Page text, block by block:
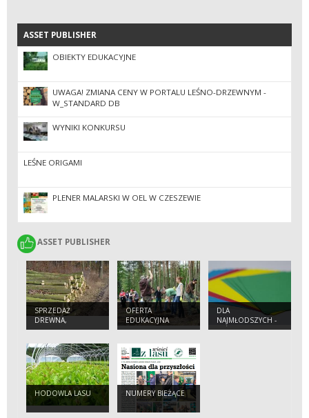
ASSET PUBLISHER
ASSET PUBLISHER
OBIEKTY EDUKACYJNE
UWAGA! ZMIANA CENY W PORTALU LEŚNO-DRZEWNYM -
W_STANDARD DB
WYNIKI KONKURSU
LEŚNE ORIGAMI
PLENER MALARSKI W OEL W CZESZEWIE
ASSET PUBLISHER
ASSET PUBLISHER
SPRZEDAŻ
DREWNA,
SZYSZEK,
CHOINEK
OFERTA
EDUKACYJNA
DLA
NAJMŁODSZYCH -
LEŚNE ORIGAMI
HODOWLA LASU NUMERY BIEŻĄCE